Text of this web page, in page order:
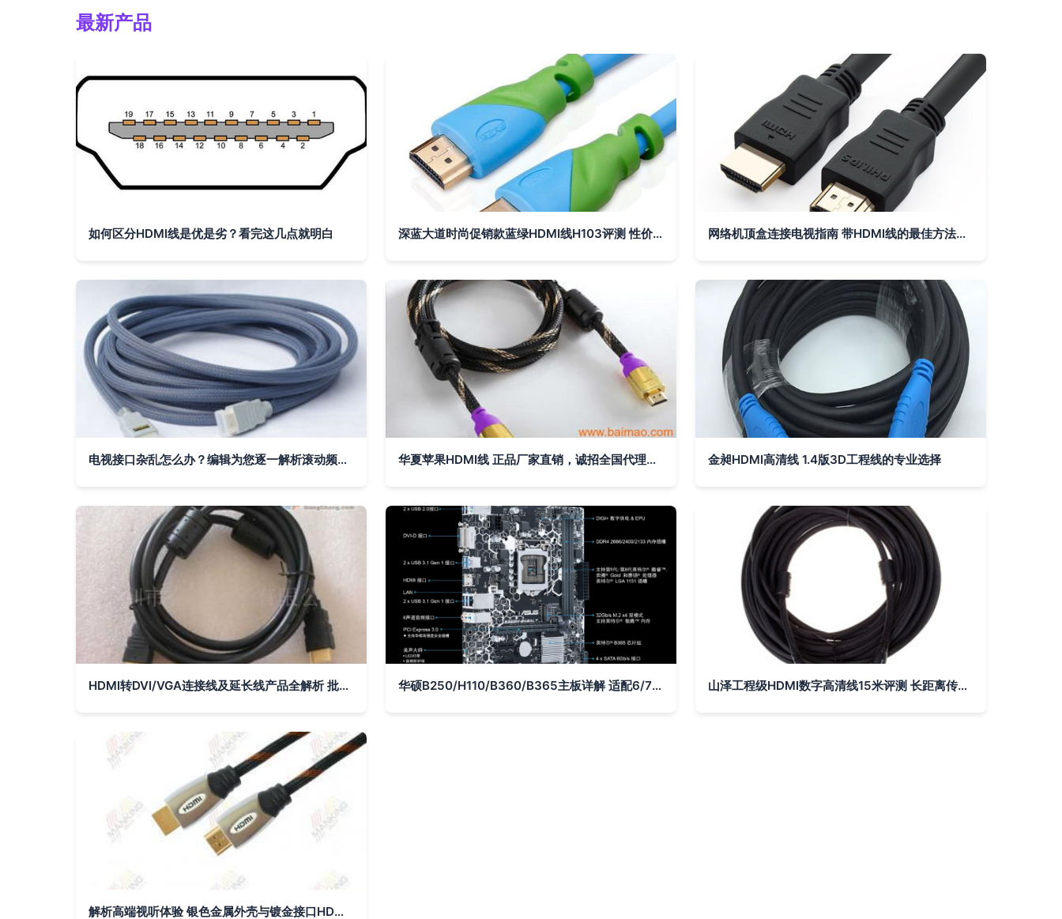
最新产品
如何区分HDMI线是优是劣？看完这几点就明白 深蓝大道时尚促销款蓝绿HDMI线H103评测 性价比与品质的双重惊喜 网络机顶盒连接电视指南 带HDMI线的最佳方法（傻瓜式教学）
电视接口杂乱怎么办？编辑为您逐一解析滚动频道与HDMI线 华夏苹果HDMI线 正品厂家直销，诚招全国代理商加盟，把握商机共赢未来 金昶HDMI高清线 1.4版3D工程线的专业选择
HDMI转DVI/VGA连接线及延长线产品全解析 批发优惠，提升电工电气布线效率 华硕B250/H110/B360/B365主板详解 适配6/7/8/9代处理器的1151针平台与HDMI连接指南 山泽工程级HDMI数字高清线15米评测 长距离传输的可靠之选
解析高端视听体验 银色金属外壳与镀金接口HDMI线在电工电气领域的应用